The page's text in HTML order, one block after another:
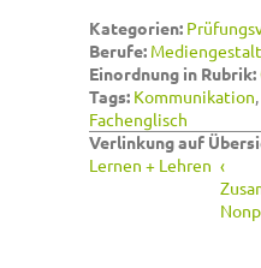
Kategorien:
Berufe:
Einordnung in Rubrik:
Tags: Kommunikation
Fachenglisch
Verlinkung auf
Lernen + Lehren ‹